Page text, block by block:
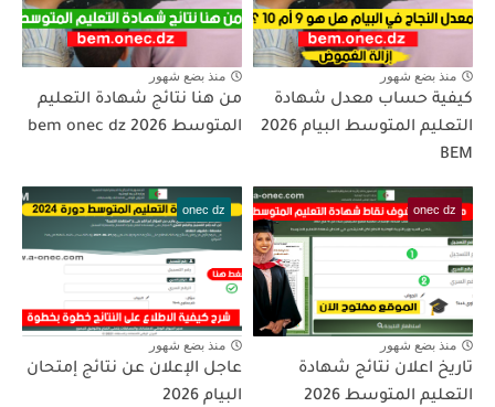
منذ بضع شهور
كيفية حساب معدل شهادة
التعليم المتوسط البيام 2026
BEM
منذ بضع شهور
من هنا نتائج شهادة التعليم
المتوسط bem onec dz 2026
onec dz
منذ بضع شهور
تاريخ اعلان نتائج شهادة
التعليم المتوسط 2026
onec dz
منذ بضع شهور
عاجل الإعلان عن نتائج إمتحان
البيام 2026